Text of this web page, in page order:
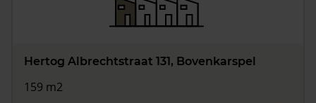
Hertog Albrechtstraat 131, Bovenkarspel
159 m2